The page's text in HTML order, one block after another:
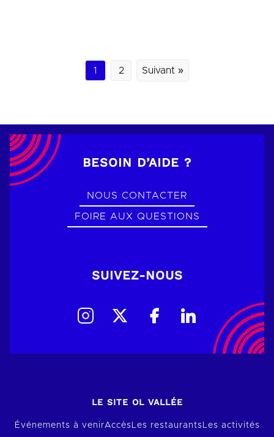
1 2 Suivant »
BESOIN D’AIDE ?
NOUS CONTACTER
FOIRE AUX QUESTIONS
SUIVEZ-NOUS
LE SITE OL VALLÉE
Événements à venirAccèsLes restaurantsLes activités